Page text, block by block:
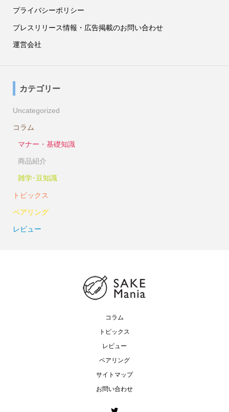
プライバシーポリシー
プレスリリース情報・広告掲載のお問い合わせ
運営会社
カテゴリー
Uncategorized
コラム
マナー・基礎知識
商品紹介
雑学･豆知識
トピックス
ペアリング
レビュー
コラム
トピックス
レビュー
ペアリング
サイトマップ
お問い合わせ